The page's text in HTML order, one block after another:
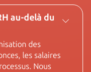
au-delà du
des
les salaires
Nous